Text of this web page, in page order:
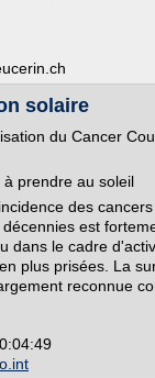
solaire
du Cancer
prendre au soleil
des
est
dans le cadre
plus prisées. La
reconnue